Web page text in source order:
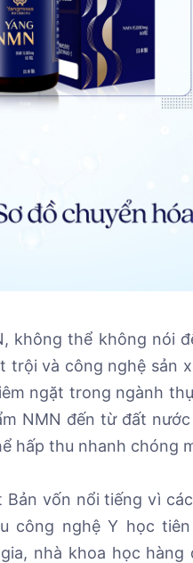
không thể không nói
trội và công nghệ sản
ngặt trong ngành
NMN đến từ đất
hấp thu nhanh chóng
Bản vốn nổi tiếng vì
công nghệ Y học
nhà khoa học